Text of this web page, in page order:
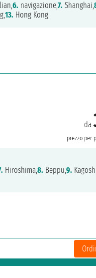
6. navigazione,7. Shanghai,
13. Hong Kong
da
prezzo per
Hiroshima,8. Beppu,9.